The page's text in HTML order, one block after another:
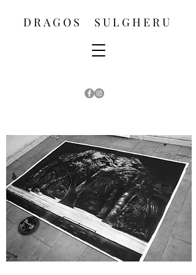
D R A G O S S U L G H E R U